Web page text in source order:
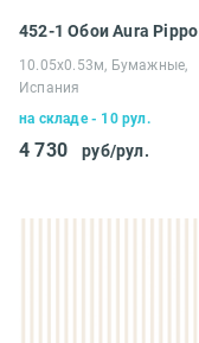
452-1 Обои Aura Pippo
10.05х0.53м, Бумажные,
Испания
на складе - 10 рул.
4 730 руб/рул.